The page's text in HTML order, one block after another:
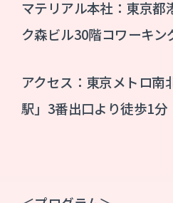
マテリアル本社：東京都
ク森ビル30階コワーキン
アクセス：東京メトロ南
駅」3番出口より徒歩1分